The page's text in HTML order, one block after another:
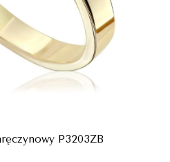
P3203ZB